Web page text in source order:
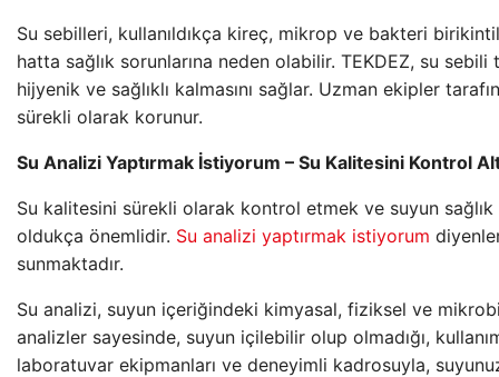
Su sebilleri, kullanıldıkça kireç, mikrop ve bakteri
hatta sağlık sorunlarına neden olabilir. TEKDEZ, su
hijyenik ve sağlıklı kalmasını sağlar. Uzman ekipler
sürekli olarak korunur.
Su Analizi Yaptırmak İstiyorum – Su Kalitesini Kontrol
Su kalitesini sürekli olarak kontrol etmek ve suyun sağlık
oldukça önemlidir. Su analizi yaptırmak istiyorum
sunmaktadır.
Su analizi, suyun içeriğindeki kimyasal, fiziksel ve
analizler sayesinde, suyun içilebilir olup olmadığı,
laboratuvar ekipmanları ve deneyimli kadrosuyla,